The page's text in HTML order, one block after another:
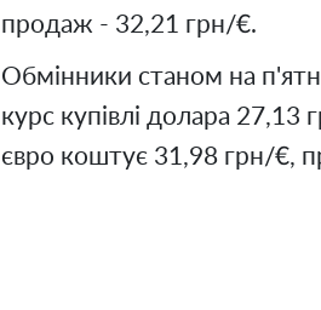
продаж - 32,21 грн/€.
Обмінники станом на
курс купівлі долара
євро коштує 31,98 грн/€,